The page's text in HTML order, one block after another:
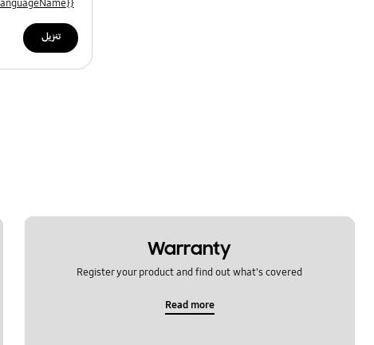
{{file.languageName}}
تنزيل
Warranty
Register your product and find out what's covered
Read more